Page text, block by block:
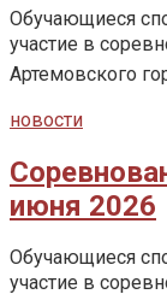
Обучающиеся
участие в
Артемовского
новости
июня 2026
Обучающиеся
участие в